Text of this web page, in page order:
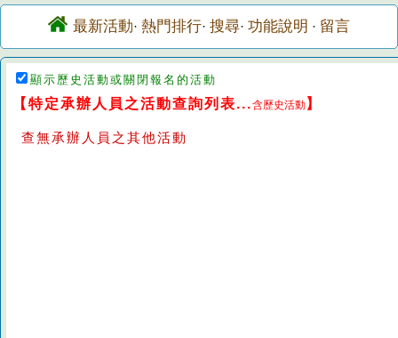
最新活動· 熱門排行· 搜尋· 功能說明 · 留言
顯示歷史活動或關閉報名的活動
【特定承辦人員之活動查詢列表...含歷史活動 】
查無承辦人員之其他活動